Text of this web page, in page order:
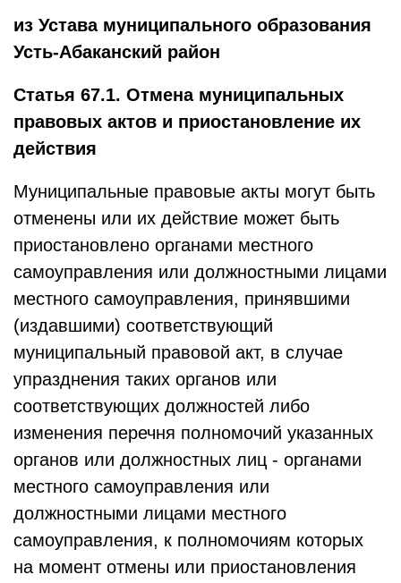
из Устава муниципального образования
Усть-Абаканский район
Статья 67.1. Отмена муниципальных
правовых актов и приостановление их
действия
Муниципальные правовые акты могут быть
отменены или их действие может быть
приостановлено органами местного
самоуправления или должностными лицами
местного самоуправления, принявшими
(издавшими) соответствующий
муниципальный правовой акт, в случае
упразднения таких органов или
соответствующих должностей либо
изменения перечня полномочий указанных
органов или должностных лиц - органами
местного самоуправления или
должностными лицами местного
самоуправления, к полномочиям которых
на момент отмены или приостановления